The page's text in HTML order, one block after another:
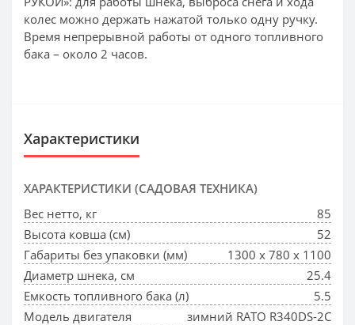
колес можно держать нажатой только одну ручку.
Время непрерывной работы от одного топливного
бака – около 2 часов.
Характеристики
ХАРАКТЕРИСТИКИ (САДОВАЯ ТЕХНИКА)
Вес нетто, кг
85
Высота ковша (см)
52
Габариты без упаковки (мм)
1300 х 780 х 1100
Диаметр шнека, см
25.4
Емкость топливного бака (л)
5.5
Модель двигателя
зимний RATO R340DS-2C